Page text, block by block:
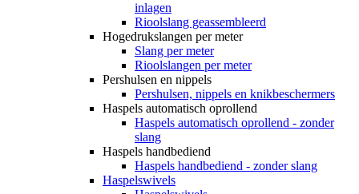
inlagen
Rioolslang geassembleerd
Hogedrukslangen per meter
Slang per meter
Rioolslangen per meter
Pershulsen en nippels
Pershulsen, nippels en knikbeschermers
Haspels automatisch oprollend
Haspels automatisch oprollend - zonder
slang
Haspels handbediend
Haspels handbediend - zonder slang
Haspelswivels